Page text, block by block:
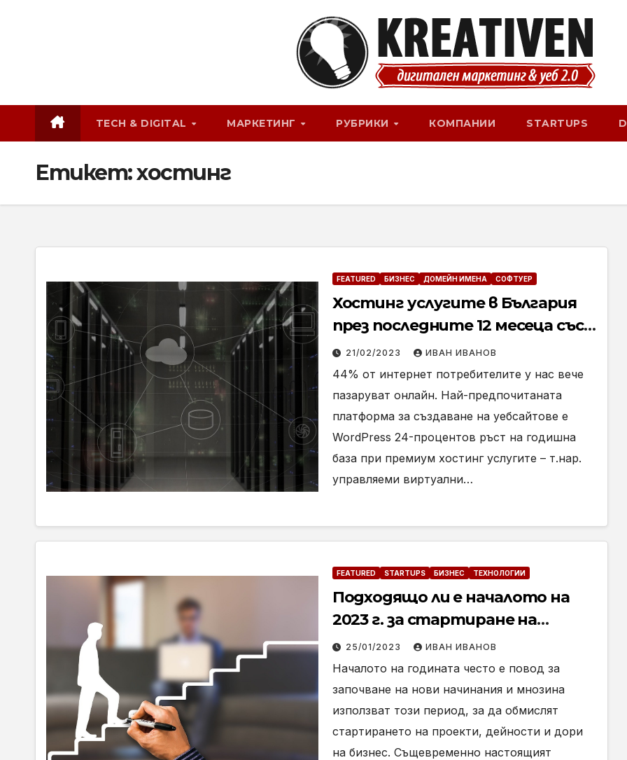
TECH & DIGITAL МАРКЕТИНГ РУБРИКИ КОМПАНИИ STARTUPS
Етикет:хостинг
FEATURED БИЗНЕС ДОМЕЙН ИМЕНА СОФТУЕР
Хостинг услугите в България
през последните 12 месеца със
стабилен ръст
21/02/2023 ИВАН ИВАНОВ
44% от интернет потребителите у нас вече
пазаруват онлайн. Най-предпочитаната
платформа за създаване на уебсайтове е
WordPress 24-процентов ръст на годишна
база при премиум хостинг услугите – т.нар.
управляеми виртуални…
FEATURED STARTUPS БИЗНЕС ТЕХНОЛОГИИ
Подходящо ли е началото на
2023 г. за стартиране на
онлайн бизнес? Ето пет
причини, защо отговорът е
“да”
25/01/2023 ИВАН ИВАНОВ
Началото на годината често е повод за
започване на нови начинания и мнозина
използват този период, за да обмислят
стартирането на проекти, дейности и дори
на бизнес. Същевременно настоящият